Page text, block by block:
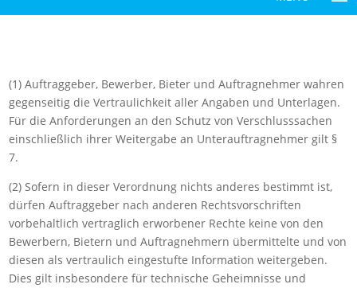
(1) Auftraggeber, Bewerber, Bieter und Auftragnehmer wahren
gegenseitig die Vertraulichkeit aller Angaben und Unterlagen.
Für die Anforderungen an den Schutz von Verschlusssachen
einschließlich ihrer Weitergabe an Unterauftragnehmer gilt §
7.
(2) Sofern in dieser Verordnung nichts anderes bestimmt ist,
dürfen Auftraggeber nach anderen Rechtsvorschriften
vorbehaltlich vertraglich erworbener Rechte keine von den
Bewerbern, Bietern und Auftragnehmern übermittelte und von
diesen als vertraulich eingestufte Information weitergeben.
Dies gilt insbesondere für technische Geheimnisse und